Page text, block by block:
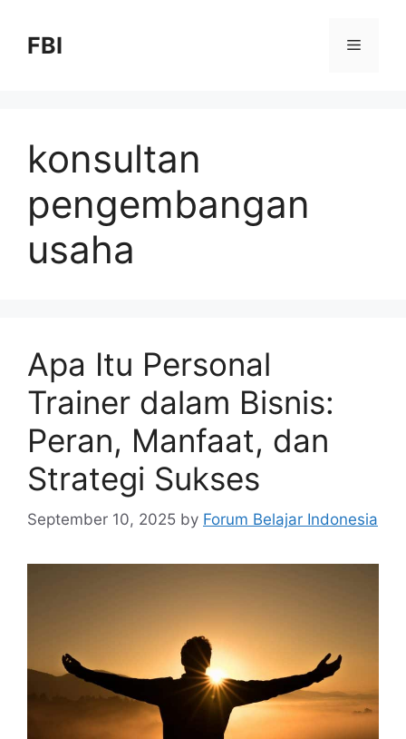
FBI
konsultan
pengembangan
usaha
Apa Itu Personal
Trainer dalam Bisnis:
Peran, Manfaat, dan
Strategi Sukses
September 10, 2025 by Forum Belajar Indonesia